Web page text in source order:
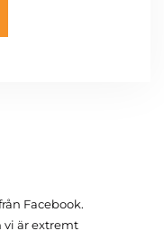
Facebook.
vi är extremt